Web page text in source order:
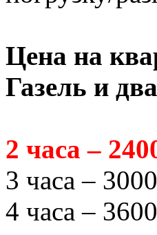
Цена на
Газель и
2 часа –
3 часа –
4 часа –